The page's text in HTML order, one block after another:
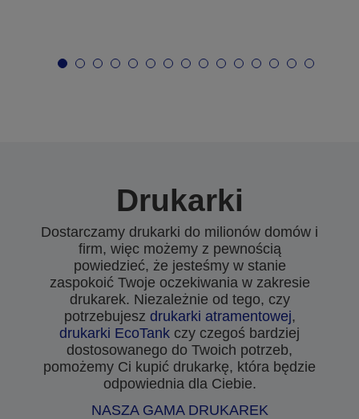
Drukarki
Dostarczamy drukarki do milionów domów i
firm, więc możemy z pewnością
powiedzieć, że jesteśmy w stanie
zaspokoić Twoje oczekiwania w zakresie
drukarek. Niezależnie od tego, czy
potrzebujesz drukarki atramentowej,
drukarki EcoTank czy czegoś bardziej
dostosowanego do Twoich potrzeb,
pomożemy Ci kupić drukarkę, która będzie
odpowiednia dla Ciebie.
NASZA GAMA DRUKAREK